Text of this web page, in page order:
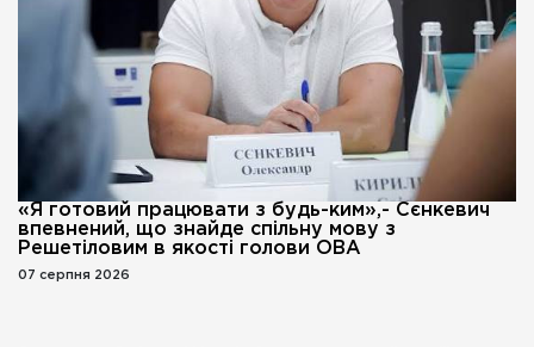
«Я готовий працювати з будь-ким»,- Сєнкевич
впевнений, що знайде спільну мову з
Решетіловим в якості голови ОВА
07 серпня 2026